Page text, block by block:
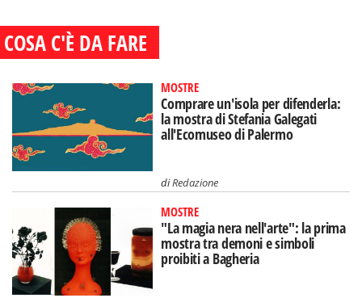
COSA C'È DA FARE
MOSTRE
Comprare un'isola per difenderla:
la mostra di Stefania Galegati
all'Ecomuseo di Palermo
diRedazione
MOSTRE
"La magia nera nell'arte": la prima
mostra tra demoni e simboli
proibiti a Bagheria